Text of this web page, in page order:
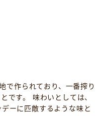
で作られており、一番搾り
です。 味わいとしては、
ーに匹敵するような味と